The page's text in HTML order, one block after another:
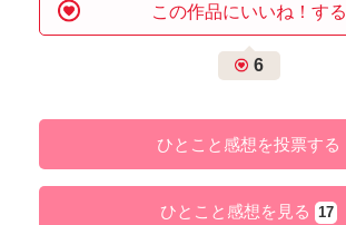
この作品にいいね！する
6
ひとこと感想を投票する
ひとこと感想を見る 17